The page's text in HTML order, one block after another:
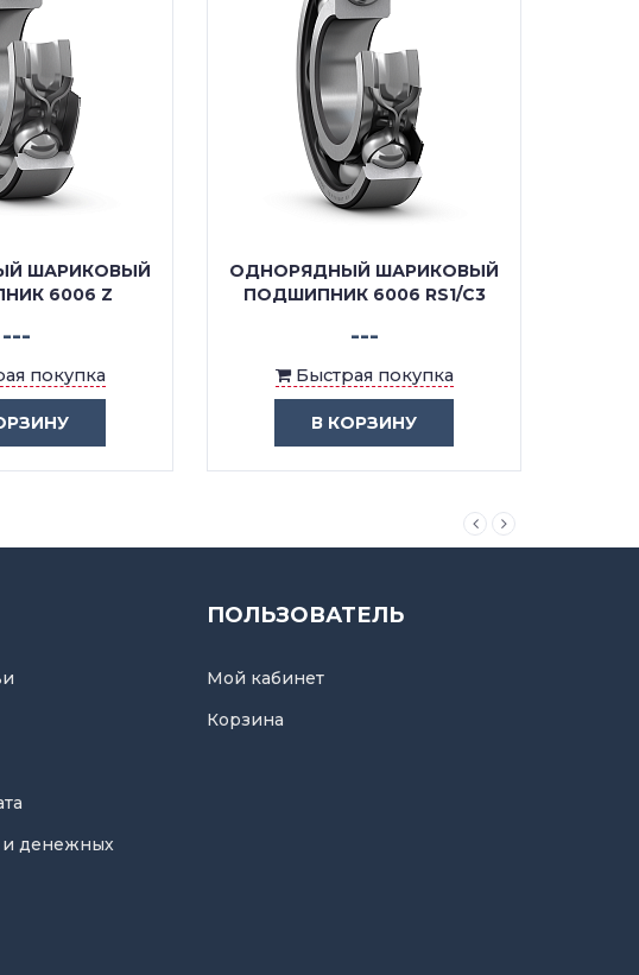
ШАРИКОВЫЙ
6006 Z
---
покупка
ОДНОРЯДНЫЙ ШАРИКОВЫЙ
ПОДШИПНИК 6006 RS1/C3
---
Быстрая покупка
В КОРЗИНУ
и денежных
ПОЛЬЗОВАТЕЛЬ
Мой кабинет
Корзина